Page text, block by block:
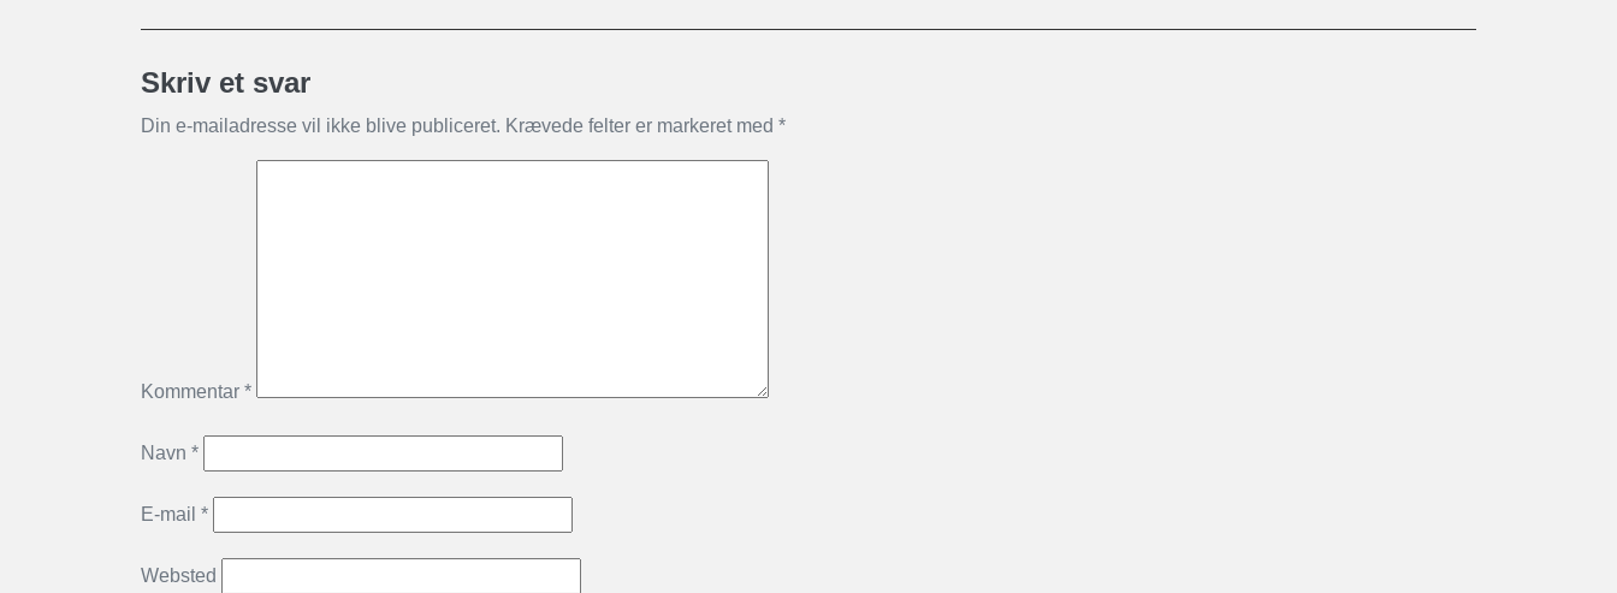
Skriv et svar
Din e-mailadresse vil ikke blive publiceret. Krævede felter er markeret med *
Kommentar *
Navn *
E-mail *
Websted